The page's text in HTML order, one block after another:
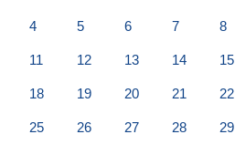
4 5 6 7 8
11 12 13 14 15
18 19 20 21 22
25 26 27 28 29